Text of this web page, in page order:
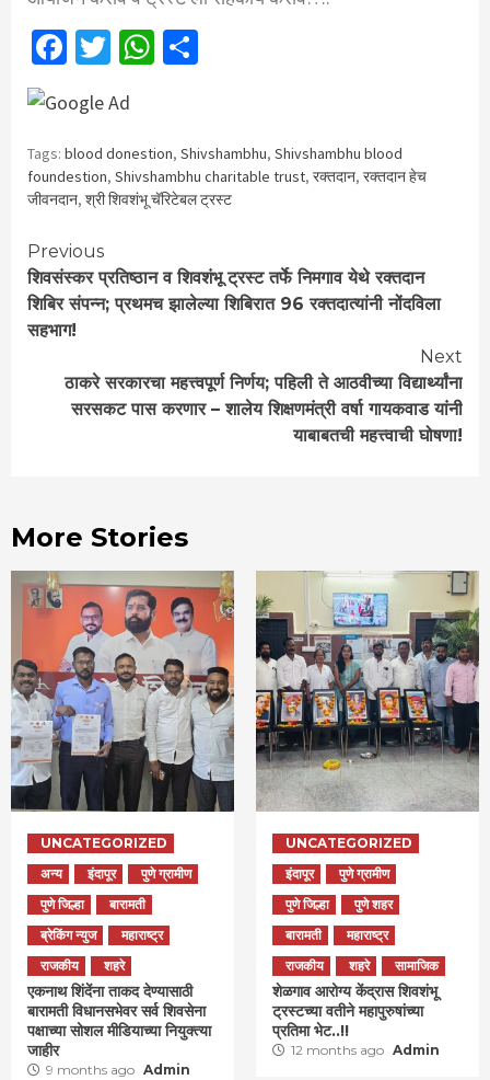
Facebook
TwitterWhatsApp
Tags: blood donestion, Shivshambhu, Shivshambhu blood
foundestion, Shivshambhu charitable trust, रक्तदान, रक्तदान हेच
जीवनदान, श्री शिवशंभू चॅरिटेबल ट्रस्ट
Continue
Reading
Previous
शिवसंस्कर प्रतिष्ठान व शिवशंभू ट्रस्ट तर्फे निमगाव येथे रक्तदान
शिबिर संपन्न; प्रथमच झालेल्या शिबिरात 96 रक्तदात्यांनी नोंदविला
सहभाग!
Next
ठाकरे सरकारचा महत्त्वपूर्ण निर्णय; पहिली ते आठवीच्या विद्यार्थ्यांना
सरसकट पास करणार – शालेय शिक्षणमंत्री वर्षा गायकवाड यांनी
याबाबतची महत्त्वाची घोषणा!
More Stories
UNCATEGORIZED
अन्य
इंदापूर
पुणे ग्रामीण
पुणे जिल्हा
बारामती
ब्रेकिंग न्युज
महाराष्ट्र
राजकीय
शहरे
एकनाथ शिंदेंना ताकद देण्यासाठी
बारामती विधानसभेवर सर्व शिवसेना
पक्षाच्या सोशल मीडियाच्या नियुक्त्या
जाहीर
9 months ago Admin
UNCATEGORIZED
इंदापूर
पुणे ग्रामीण
पुणे जिल्हा
पुणे शहर
बारामती
महाराष्ट्र
राजकीय
शहरे सामाजिक
शेळगाव आरोग्य केंद्रास शिवशंभू
ट्रस्टच्या वतीने महापुरुषांच्या
प्रतिमा भेट..!!
12 months ago Admin